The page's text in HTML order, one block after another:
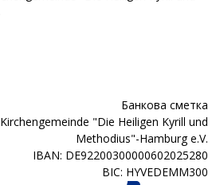
Банкова сметка
"Die Heiligen Kyrill und
Methodius"-Hamburg e.V.
IBAN: DE92200300000602025280
BIC: HYVEDEMM300